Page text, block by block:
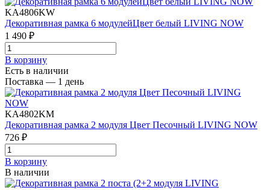
KA4806KW
Декоративная рамка 6 модулейЦвет белый LIVING NOW
1 490 ₽
В корзинy
Есть в наличии
Поставка — 1 день
KA4802KM
Декоративная рамка 2 модуля Цвет Песочный LIVING NOW
726 ₽
В корзинy
В наличии